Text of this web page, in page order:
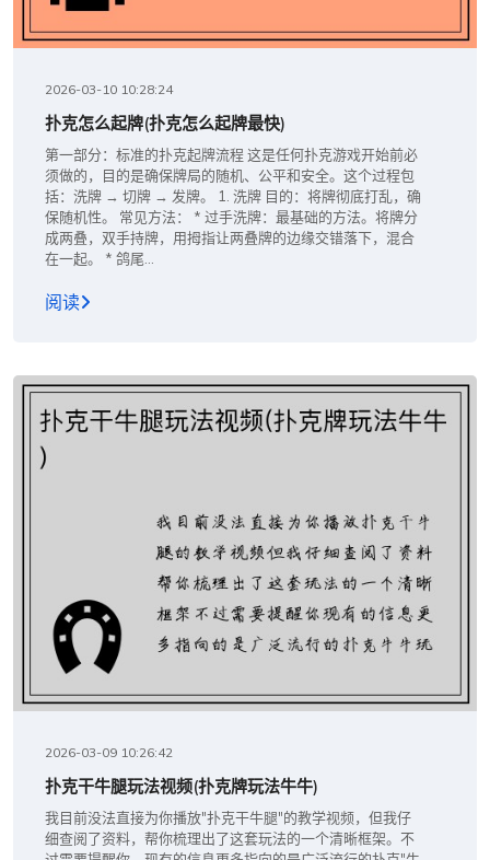
2026-03-10 10:28:24
扑克怎么起牌(扑克怎么起牌最快)
第一部分：标准的扑克起牌流程 这是任何扑克游戏开始前必
须做的，目的是确保牌局的随机、公平和安全。这个过程包
括：洗牌 → 切牌 → 发牌。 1. 洗牌 目的：将牌彻底打乱，确
保随机性。 常见方法： * 过手洗牌：最基础的方法。将牌分
成两叠，双手持牌，用拇指让两叠牌的边缘交错落下，混合
在一起。 * 鸽尾...
阅读
2026-03-09 10:26:42
扑克干牛腿玩法视频(扑克牌玩法牛牛)
我目前没法直接为你播放"扑克干牛腿"的教学视频，但我仔
细查阅了资料，帮你梳理出了这套玩法的一个清晰框架。不